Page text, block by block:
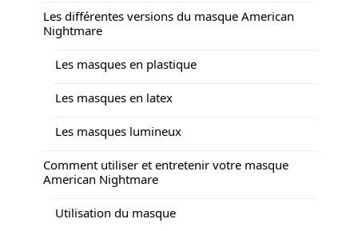
Les différentes versions du masque American
Nightmare
Les masques en plastique
Les masques en latex
Les masques lumineux
Comment utiliser et entretenir votre masque
American Nightmare
Utilisation du masque